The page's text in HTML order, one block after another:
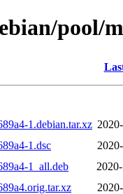
pool/
1.debian.tar.xz
1.dsc
1_all.deb